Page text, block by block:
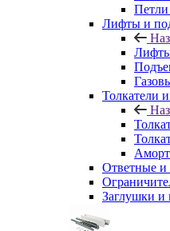
Петли
Лифты и
Толкатели
Ответные
Заглушки и